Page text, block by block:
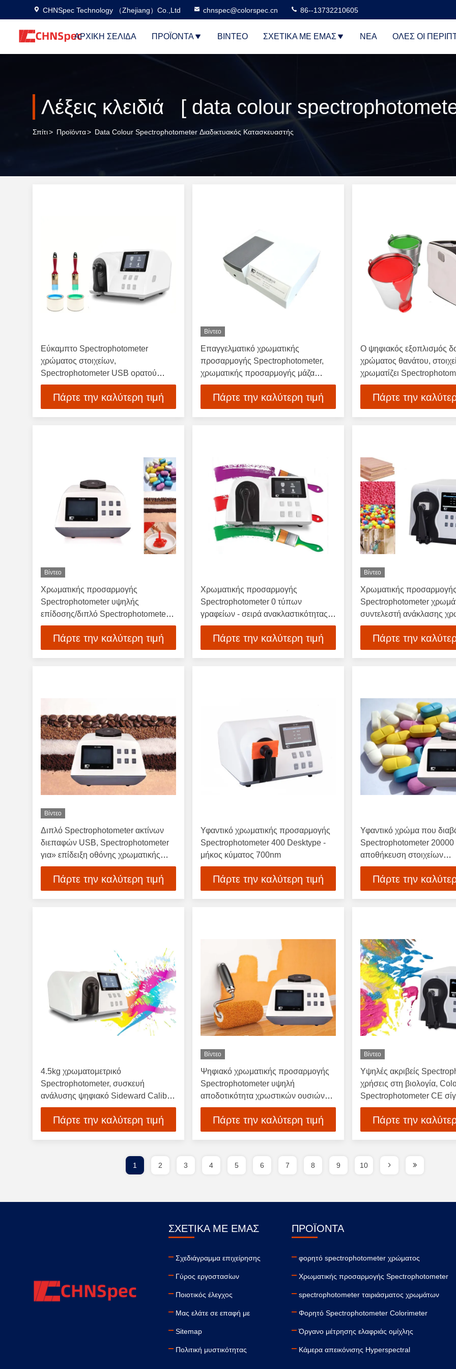
CHNSpec Technology （Zhejiang）Co.,Ltd chnspec@colorspec.cn 86--13732210605
ΑΡΧΙΚΉ ΣΕΛΊΔΑ ΠΡΟΪΌΝΤΑ ΒΊΝΤΕΟ ΣΧΕΤΙΚΆ ΜΕ ΕΜΆΣ ΝΈΑ ΌΛΕΣ ΟΙ
Σπίτι> Προϊόντα> Data Colour Spectrophotometer Διαδικτυακός Κατασκευαστής
Εύκαμπτο Spectrophotometer
χρώματος στοιχείων,
Spectrophotometer USB ορατού
φωτός διεπαφή
Πάρτε την καλύτερη τιμή
Βίντεο
Επαγγελματικό χρωματικής
προσαρμογής Spectrophotometer,
χρωματικής προσαρμογής μάζα
εργαλείων - αποθήκευση
Πάρτε την καλύτερη τιμή
Ο ψηφιακός εξοπλισμός
χρώματος θανάτου,
χρωματίζει
Temp εργασίας 45℃
Πάρτε την
Βίντεο
Χρωματικής προσαρμογής
Spectrophotometer υψηλής
επίδοσης/διπλό Spectrophotometer
ακτίνων
Πάρτε την καλύτερη τιμή
Χρωματικής προσαρμογής
Spectrophotometer 0 τύπων
γραφείων - σειρά ανακλαστικότητας
200%
Πάρτε την καλύτερη τιμή
Βίντεο
Χρωματικής προσαρμογής
Spectrophotometer
συντελεστή ανάκλασης
τη σφαίρα ενσωμάτωσης
Πάρτε την
Βίντεο
Διπλό Spectrophotometer ακτίνων
διεπαφών USB, Spectrophotometer
για» επίδειξη οθόνης χρωματικής
προσαρμογής 5
Πάρτε την καλύτερη τιμή
Υφαντικό χρωματικής προσαρμογής
Spectrophotometer 400 Desktype -
μήκος κύματος 700nm
Πάρτε την καλύτερη τιμή
Υφαντικό χρώμα που
Spectrophotometer 20000
αποθήκευση στοιχείων
αποτελεσμάτων της
Πάρτε την
4.5kg χρωματομετρικό
Spectrophotometer, συσκευή
ανάλυσης ψηφιακό Sideward Caliber
φάσματος χρώματος
Πάρτε την καλύτερη τιμή
Βίντεο
Ψηφιακό χρωματικής προσαρμογής
Spectrophotometer υψηλή
αποδοτικότητα χρωστικών ουσιών
Δ/8 γεωμετρία
Πάρτε την καλύτερη τιμή
Βίντεο
Υψηλές ακριβείς
χρήσεις στη βιολογία,
Spectrophotometer CE
Πάρτε την
1 2 3 4 5 6 7 8 9 10
ΣΧΕΤΙΚΆ ΜΕ ΕΜΆΣ
Σχεδιάγραμμα επιχείρησης
Γύρος εργοστασίων
Ποιοτικός έλεγχος
Μας ελάτε σε επαφή με
Sitemap
Πολιτική μυστικότητας
ΠΡΟΪΌΝΤΑ
φορητό spectrophotometer χρώματος
Χρωματικής προσαρμογής Spectrophotometer
spectrophotometer ταιριάσματος χρωμάτων
Φορητό Spectrophotometer Colorimeter
Όργανο μέτρησης ελαφριάς ομίχλης
Κάμερα απεικόνισης Hyperspectral